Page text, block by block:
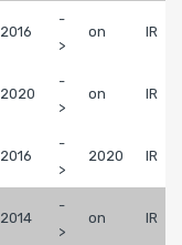
2016
-
>
on IR
2020
-
>
on IR
2016
-
>
2020 IR
2014
-
>
on IR